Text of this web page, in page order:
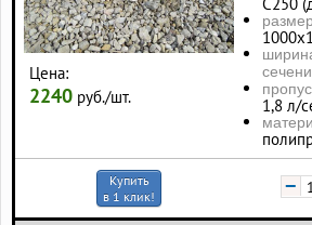
Цена:
2240 руб./шт. 1,8 л/
Купить
в 1 клик!
−